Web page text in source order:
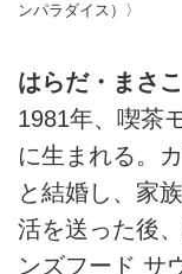
ンパラダイス）〉
はらだ・まさこ
1981年、喫茶
に生まれる。
と結婚し、家
活を送った後
ンズフード サ